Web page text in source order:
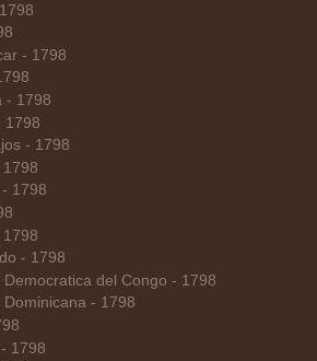
- 1798
- 1798
1798
- 1798
1798
- 1798
del Congo - 1798
- 1798
1798